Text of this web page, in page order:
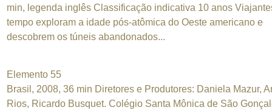
min, legenda inglês Classificação indicativa 10 anos
tempo exploram a idade pós-atômica do Oeste americano e
descobrem os túneis abandonados...
Elemento 55
Brasil, 2008, 36 min Diretores e Produtores: Daniela Mazur,
Rios, Ricardo Busquet. Colégio Santa Mônica de São